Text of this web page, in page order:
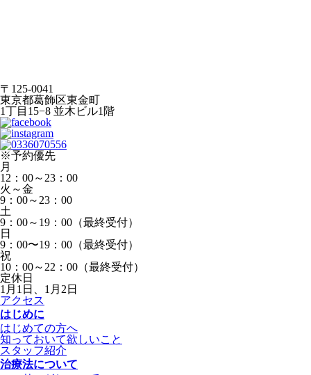
〒125-0041
東京都葛飾区東金町
1丁目15−8 並木ビル1階
※予約優先
月
12：00～23：00
火～金
9：00～23：00
土
9：00～19：00（最終受付）
日
9：00〜19：00（最終受付）
祝
10：00～22：00（最終受付）
定休日
1月1日、1月2日
アクセス
はじめに
はじめての方へ
知っておいて欲しいこと
スタッフ紹介
治療法について